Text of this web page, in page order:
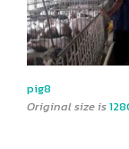
pig8
Original size is